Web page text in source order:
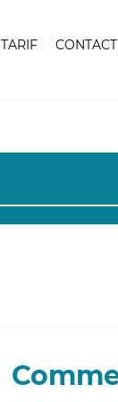
TARIF CONTACT